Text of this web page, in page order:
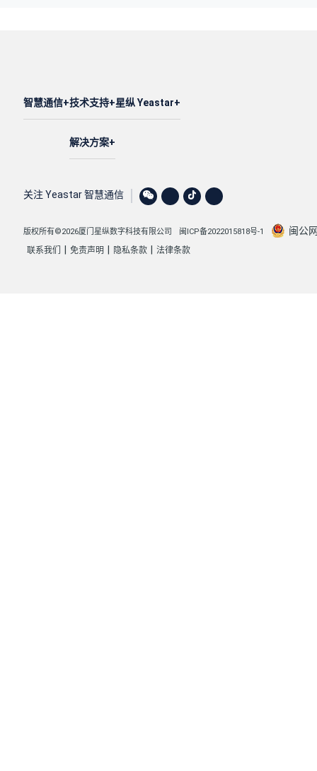
智慧通信 技术支持
解决方案
星纵 Yeastar
关注 Yeastar 智慧通信
版权所有©2026厦门星纵数字科技有限公司 闽ICP备2022015818号-1 闽公
联系我们 免责声明 隐私条款 法律条款